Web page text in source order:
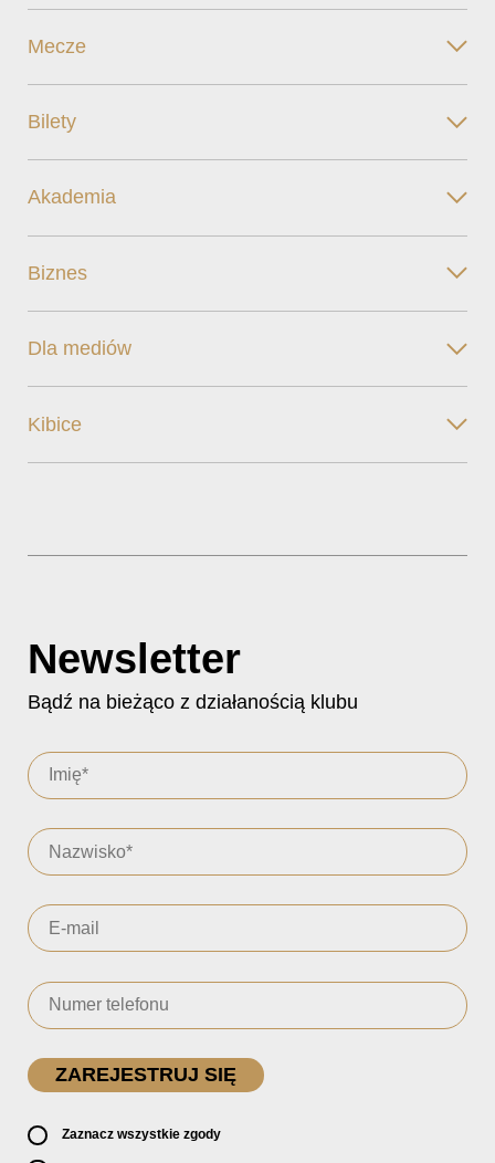
Mecze
Bilety
Akademia
Biznes
Dla mediów
Kibice
Newsletter
Bądź na bieżąco z działanością klubu
Zaznacz wszystkie zgody